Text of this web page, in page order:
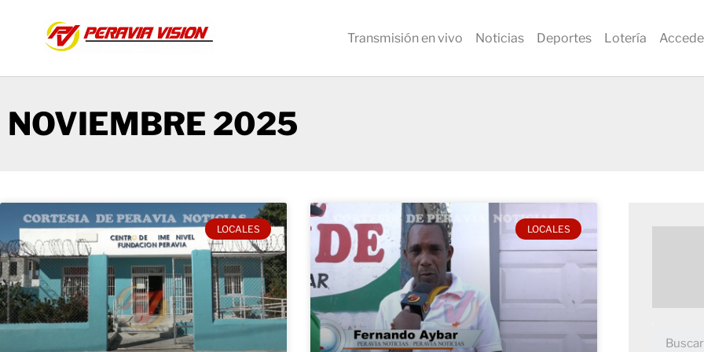
Transmisión en vivo Noticias Deportes Lotería
NOVIEMBRE 2025
LOCALES LOCALES